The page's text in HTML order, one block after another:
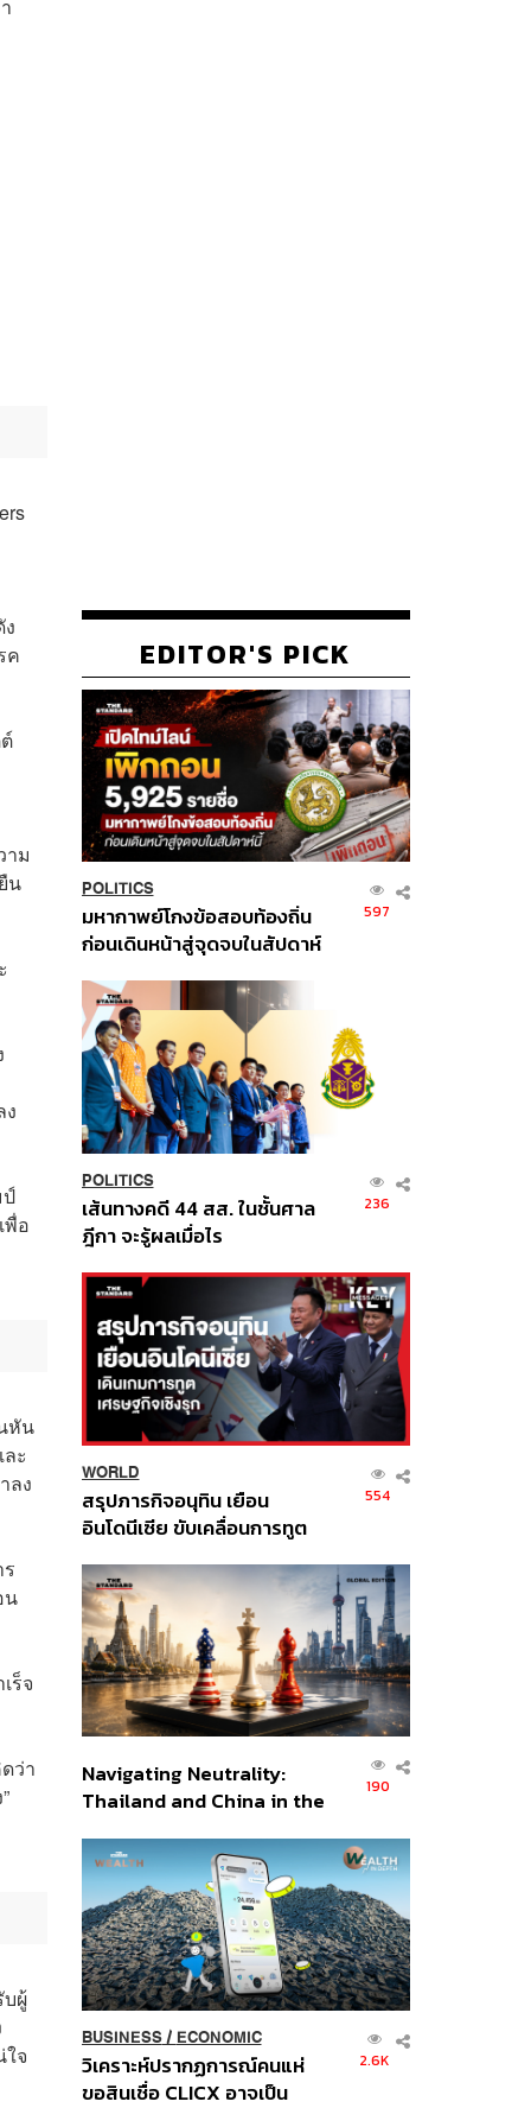
ค
าม
น
พื่อ
หัน
ะ
ลง
น
ร็จ
ว่า
ผู้
จ
EDITOR'S PICK
POLITICS
มหากาพย์โกงข้อสอบท้องถิ่น
ก่อนเดินหน้าสู่จุดจบในสัปดาห์
597
POLITICS
เส้นทางคดี 44 สส. ในชั้นศาล
ฎีกา จะรู้ผลเมื่อไร
236
WORLD
สรุปภารกิจอนุทิน เยือน
อินโดนีเซีย ขับเคลื่อนการทูต
ส่วนยุทธศาสตร์ไทย –
อินโดนีเซีย
554
Navigating Neutrality:
Thailand and China in the
Order
190
BUSINESS/ ECONOMIC
วิเคราะห์ปรากฏการณ์คนแห่
ขอสินเชื่อ CLICX อาจเป็น
2.6K